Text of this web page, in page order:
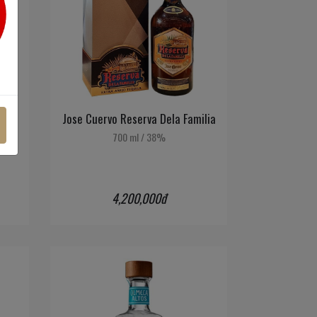
Jose Cuervo Reserva Dela Familia
700 ml / 38%
4,200,000đ